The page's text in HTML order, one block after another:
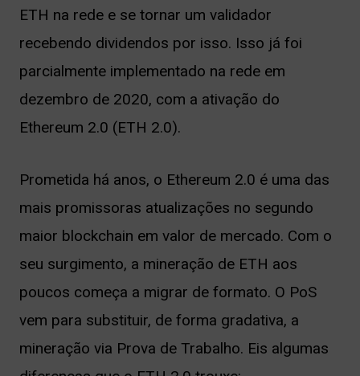
ETH na rede e se tornar um validador
recebendo dividendos por isso. Isso já foi
parcialmente implementado na rede em
dezembro de 2020, com a ativação do
Ethereum 2.0 (ETH 2.0).
Prometida há anos, o Ethereum 2.0 é uma das
mais promissoras atualizações no segundo
maior blockchain em valor de mercado. Com o
seu surgimento, a mineração de ETH aos
poucos começa a migrar de formato. O PoS
vem para substituir, de forma gradativa, a
mineração via Prova de Trabalho. Eis algumas